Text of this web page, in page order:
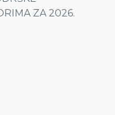
ZA 2026.